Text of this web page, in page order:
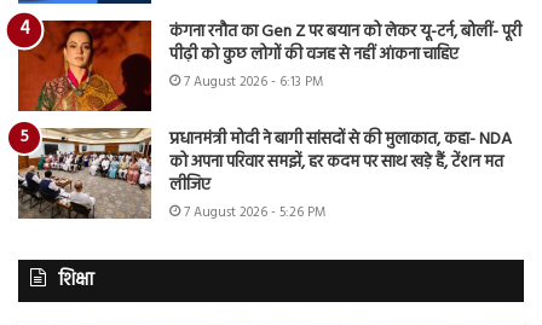
कंगना रनौत का Gen Z पर बयान को लेकर यू-टर्न, बोलीं- पूरी
पीढ़ी को कुछ लोगों की वजह से नहीं आंकना चाहिए
7 August 2026 - 6:13 PM
प्रधानमंत्री मोदी ने बागी सांसदों से की मुलाकात, कहा- NDA
को अपना परिवार समझें, हर कदम पर साथ खड़े हैं, टेंशन मत
लीजिए
7 August 2026 - 5:26 PM
शिक्षा